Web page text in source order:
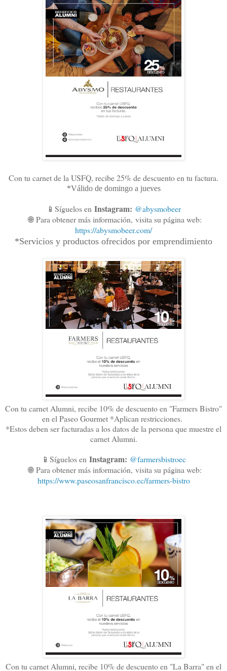
Con tu carnet de la USFQ, recibe 25% de descuento en tu factura.
*Válido de domingo a jueves
📱Síguelos en Instagram: @abysmobeer
🌐Para obtener más información, visita su página web:
https://abysmobeer.com/
*Servicios y productos ofrecidos por emprendimiento
Con tu carnet Alumni, recibe 10% de descuento en "Farmers Bistro"
en el Paseo Gourmet *Aplican restricciones.
*Estos deben ser facturadas a los datos de la persona que muestre el
carnet Alumni.
📱Síguelos en Instagram: @farmersbistroec
🌐Para obtener más información, visita su página web:
https://www.paseosanfrancisco.ec/farmers-bistro
Con tu carnet Alumni, recibe 10% de descuento en "La Barra" en el